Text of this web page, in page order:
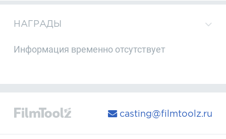
НАГРАДЫ
Информация временно отсутствует
casting@filmtoolz.ru